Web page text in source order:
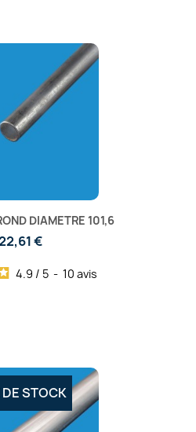
DIAMETRE 101,6
€
4.9 / 5 - 10 avis
STOCK